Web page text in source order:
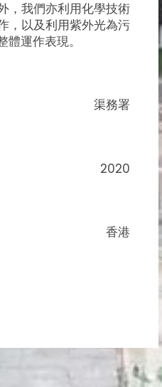
，我們亦利用化學技術
，以及利用紫外光為污
運作表現。
渠務署
2020
香港